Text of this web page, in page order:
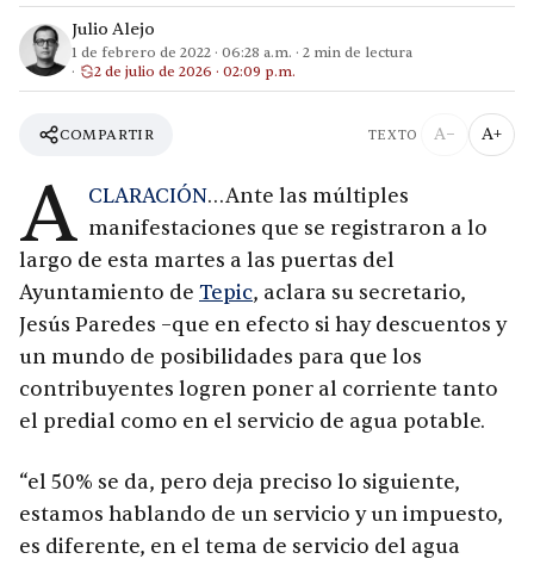
Julio Alejo
1 de febrero de 2022 · 06:28 a.m. · 2 min de lectura
2 de julio de 2026 · 02:09 p.m.
COMPARTIR TEXTO A− A+
A CLARACIÓN…Ante las múltiples
manifestaciones que se registraron a lo
largo de esta martes a las puertas del
Ayuntamiento de Tepic, aclara su secretario,
Jesús Paredes –que en efecto si hay descuentos y
un mundo de posibilidades para que los
contribuyentes logren poner al corriente tanto
el predial como en el servicio de agua potable.
“el 50% se da, pero deja preciso lo siguiente,
estamos hablando de un servicio y un impuesto,
es diferente, en el tema de servicio del agua